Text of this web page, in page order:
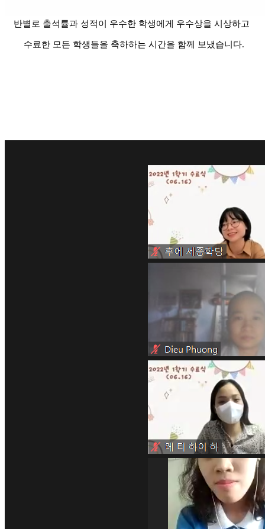
반별로 출석률과 성적이 우수한 학생에게 우수상을 시상하고
수료한 모든 학생들을 축하하는 시간을 함께 보냈습니다.